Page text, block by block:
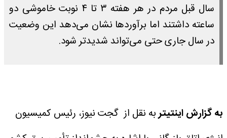
سال قبل مردم در هر هفته ۳ تا ۴ نوبت خاموشی دو
ساعته داشتند اما برآوردها نشان می‌دهد این وضعیت
در سال جاری حتی می‌تواند شدیدتر شود.
به گزارش اینتیتربه نقل از گجت نیوز، رئیس کمیسیون